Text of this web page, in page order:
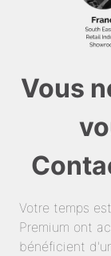
Vous
Votre temps
Premium ont
bénéficient